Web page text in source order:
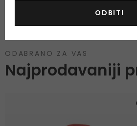
Podaci o dobivanju
ODABRANO ZA VAS
Najprodavaniji
ODBITI